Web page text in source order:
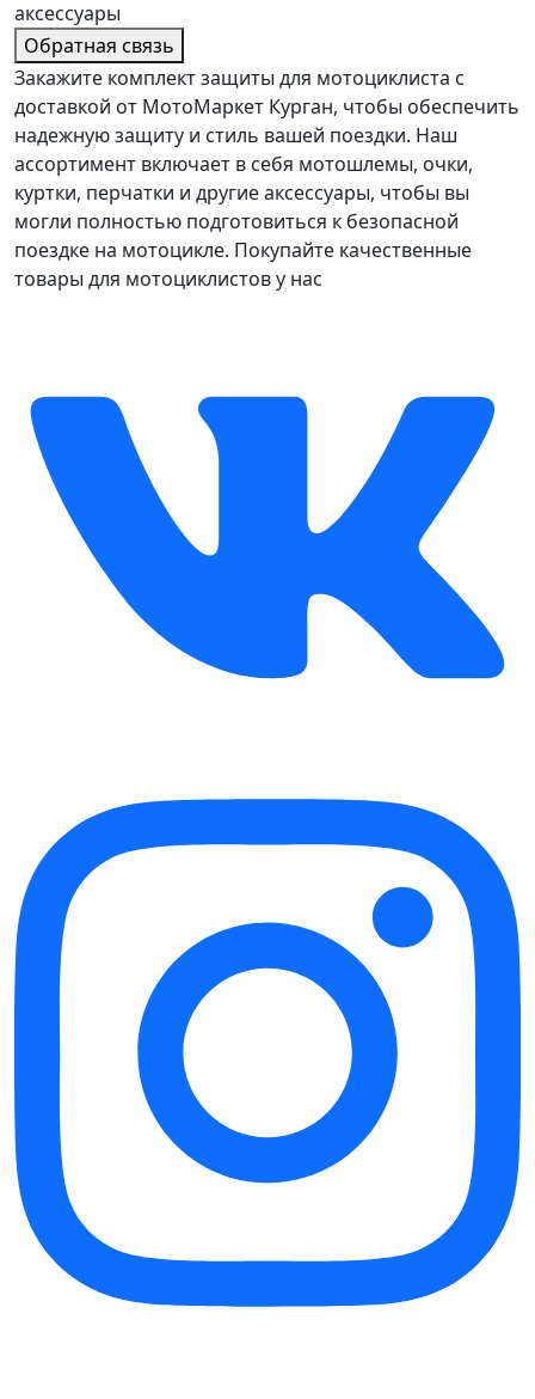
аксессуары
Обратная связь
Закажите комплект защиты для мотоциклиста с
доставкой от МотоМаркет Курган, чтобы обеспечить
надежную защиту и стиль вашей поездки. Наш
ассортимент включает в себя мотошлемы, очки,
куртки, перчатки и другие аксессуары, чтобы вы
могли полностью подготовиться к безопасной
поездке на мотоцикле. Покупайте качественные
товары для мотоциклистов у нас